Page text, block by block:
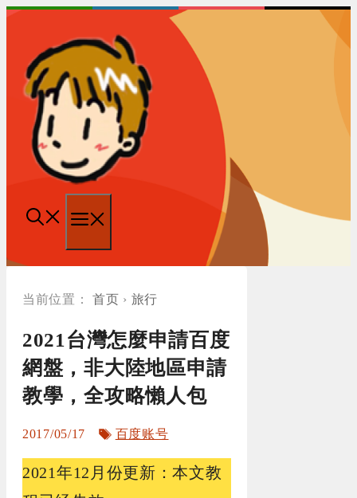
跳
单
首页 › 旅行
2021台灣怎麼申請百度
網盤，非大陸地區申請
教學，全攻略懶人包
2017/05/17
标
百度账号
2021年12月份更新：本文教